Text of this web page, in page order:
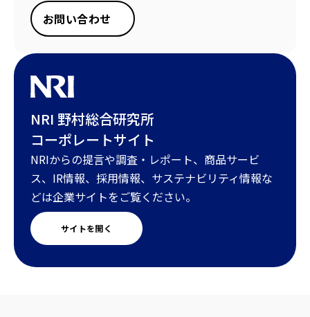
お問い合わせ
NRI 野村総合研究所
コーポレートサイト
NRIからの提言や調査・レポート、商品サービ
ス、IR情報、採用情報、サステナビリティ情報な
どは企業サイトをご覧ください。
サイトを開く